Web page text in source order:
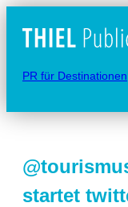
PR für Destinationen
startet